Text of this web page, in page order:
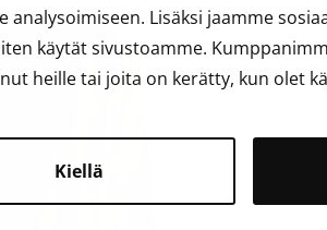
analysoimiseen. Lisäksi jaamme
käytät sivustoamme.
heille tai joita on kerätty, kun olet
Kiellä